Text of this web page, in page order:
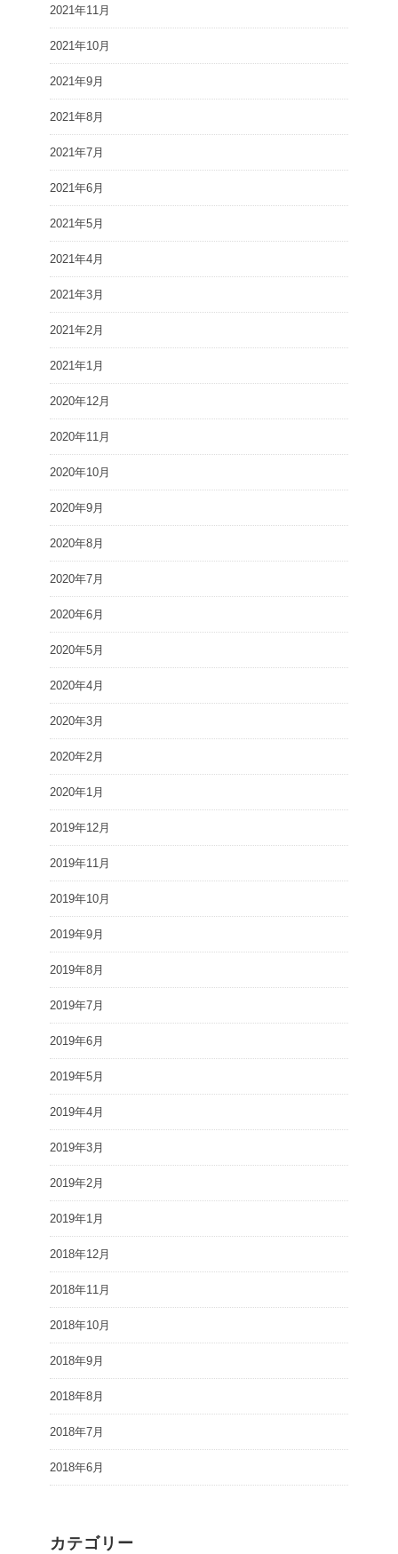
2021年11月
2021年10月
2021年9月
2021年8月
2021年7月
2021年6月
2021年5月
2021年4月
2021年3月
2021年2月
2021年1月
2020年12月
2020年11月
2020年10月
2020年9月
2020年8月
2020年7月
2020年6月
2020年5月
2020年4月
2020年3月
2020年2月
2020年1月
2019年12月
2019年11月
2019年10月
2019年9月
2019年8月
2019年7月
2019年6月
2019年5月
2019年4月
2019年3月
2019年2月
2019年1月
2018年12月
2018年11月
2018年10月
2018年9月
2018年8月
2018年7月
2018年6月
カテゴリー